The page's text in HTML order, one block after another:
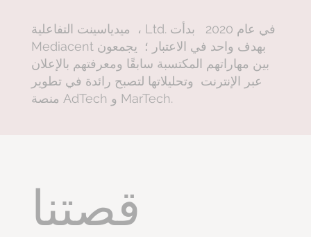
ميدياسينت التفاعلية ، Ltd. في عام 2020 بدأت
Mediacent بهدف واحد في الاعتبار ؛ يجمعون
بين مهاراتهم المكتسبة سابقًا ومعرفتهم بالإعلان
عبر الإنترنت وتحليلاتها لتصبح رائدة في تطوير
منصة AdTech و MarTech.
قصتنا